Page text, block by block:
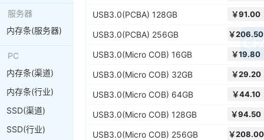
服务器
内存条(服务器)
PC
内存条(渠道)
内存条(行业)
SSD(渠道)
SSD(行业)
USB3.0(PCBA) 128GB ￥91.00
USB3.0(PCBA) 256GB ￥206.50
USB3.0(Micro COB) 16GB ￥19.80
USB3.0(Micro COB) 32GB ￥29.20
USB3.0(Micro COB) 64GB ￥44.10
USB3.0(Micro COB) 128GB ￥94.50
USB3.0(Micro COB) 256GB ￥208.00